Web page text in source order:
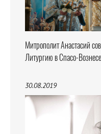
Митрополит Анастасий
Литургию в Спасо-
30.08.2019